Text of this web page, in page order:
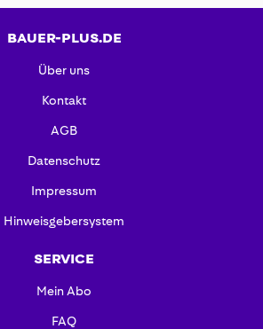
BAUER-PLUS.DE
Über uns
Kontakt
AGB
Datenschutz
Impressum
Hinweisgebersystem
SERVICE
Mein Abo
FAQ